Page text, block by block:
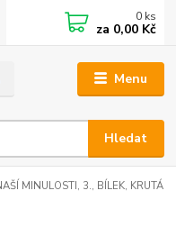
Menu
Hledat
0 ks
za 0,00 Kč
MINULOSTI, 3., BÍLEK, KRUTÁ